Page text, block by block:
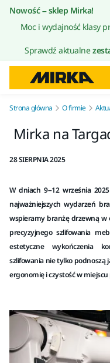
Nowość – sklep Mirka!
Moc i wydajność klasy
Sprawdź aktualne
Strona główna O firmie
Mirka na
28 SIERPNIA 2025
W dniach 9–12 września
najważniejszych wydarzeń
wspieramy branżę drzewną w
precyzyjnego szlifowania
estetyczne wykończenia
szlifowania nie tylko podnoszą
ergonomię i czystość w